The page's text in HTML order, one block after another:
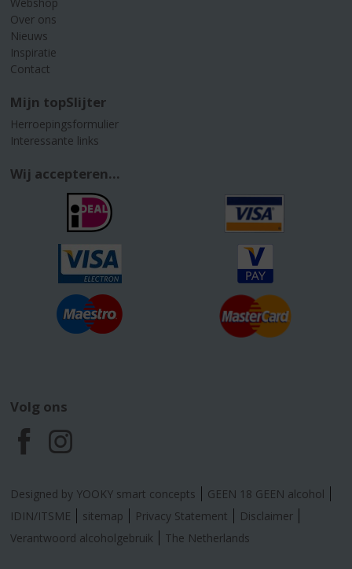
Over ons
Nieuws
Inspiratie
Contact
Mijn topSlijter
Herroepingsformulier
Interessante links
Wij accepteren...
Volg ons
F
a
c
I
n
s
Designed by YOOKY smart concepts
GEEN 18 GEEN alcohol
IDIN/ITSME
sitemap Privacy Statement
Disclaimer
Verantwoord alcoholgebruik
The Netherlands